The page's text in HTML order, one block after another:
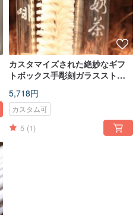
カスタマイズされた絶妙なギフ
トボックス手彫刻ガラスストロ
ー
5,718円
カスタム可
5 (1)